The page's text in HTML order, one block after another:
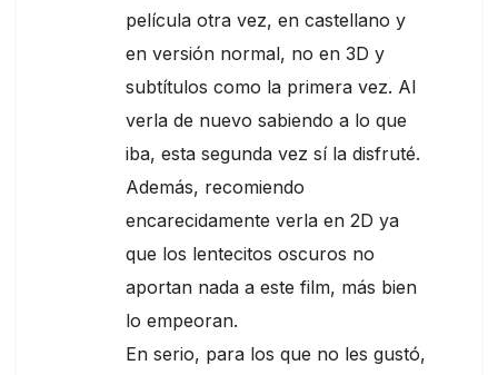
película otra vez, en castellano y
en versión normal, no en 3D y
subtítulos como la primera vez. Al
verla de nuevo sabiendo a lo que
iba, esta segunda vez sí la disfruté.
Además, recomiendo
encarecidamente verla en 2D ya
que los lentecitos oscuros no
aportan nada a este film, más bien
lo empeoran.
En serio, para los que no les gustó,